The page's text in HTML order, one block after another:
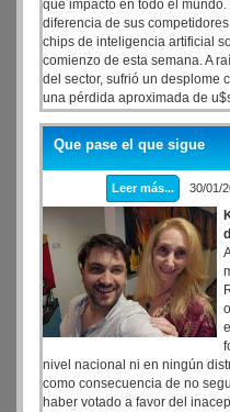
que impactó en todo el
diferencia de sus
chips de inteligencia artificial
comienzo de esta semana. A
del sector, sufrió un desplome
una pérdida aproximada de
mayor caída en una
Que pase el que sigue
Leer más... 30/
nivel nacional ni en ningún
como consecuencia de no
haber votado a favor del